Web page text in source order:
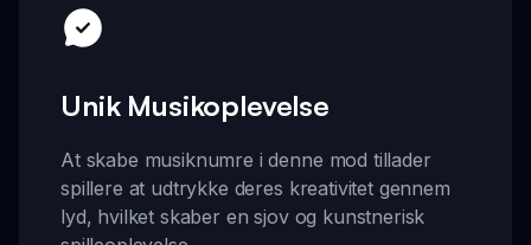
Unik Musikoplevelse
At skabe musiknumre i denne mod tillader
spillere at udtrykke deres kreativitet gennem
lyd, hvilket skaber en sjov og kunstnerisk